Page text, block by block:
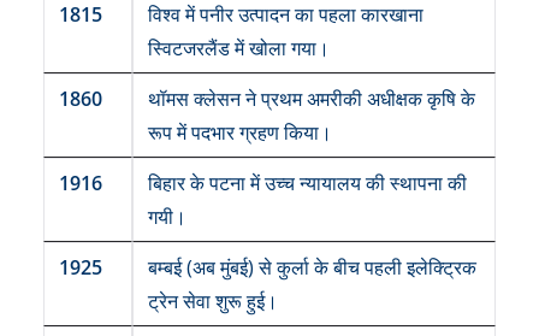
1815
विश्व में पनीर उत्पादन का पहला कारखाना
स्विटजरलैंड में खोला गया।
1860
थॉमस क्लेसन ने प्रथम अमरीकी अधीक्षक कृषि के
रूप में पदभार ग्रहण किया।
1916
बिहार के पटना में उच्च न्यायालय की स्थापना की
गयी।
1925
बम्बई (अब मुंबई) से कुर्ला के बीच पहली इलेक्ट्रिक
ट्रेन सेवा शुरू हुई।